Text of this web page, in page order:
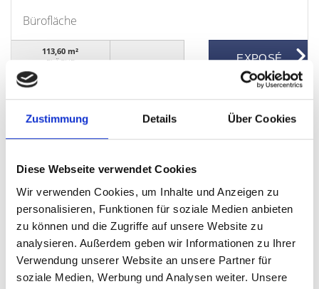
Zustimmung Details Über Cookies
Diese Webseite verwendet Cookies
Wir verwenden Cookies, um Inhalte und Anzeigen zu
personalisieren, Funktionen für soziale Medien anbieten
zu können und die Zugriffe auf unsere Website zu
analysieren. Außerdem geben wir Informationen zu Ihrer
Verwendung unserer Website an unsere Partner für
soziale Medien, Werbung und Analysen weiter. Unsere
Bürofläche
113,60 m²
FLÄCHE
1.650,- €
Fürth
HEGERICH: Perfekte Fläche für Ihr
Geschäftsmodell!